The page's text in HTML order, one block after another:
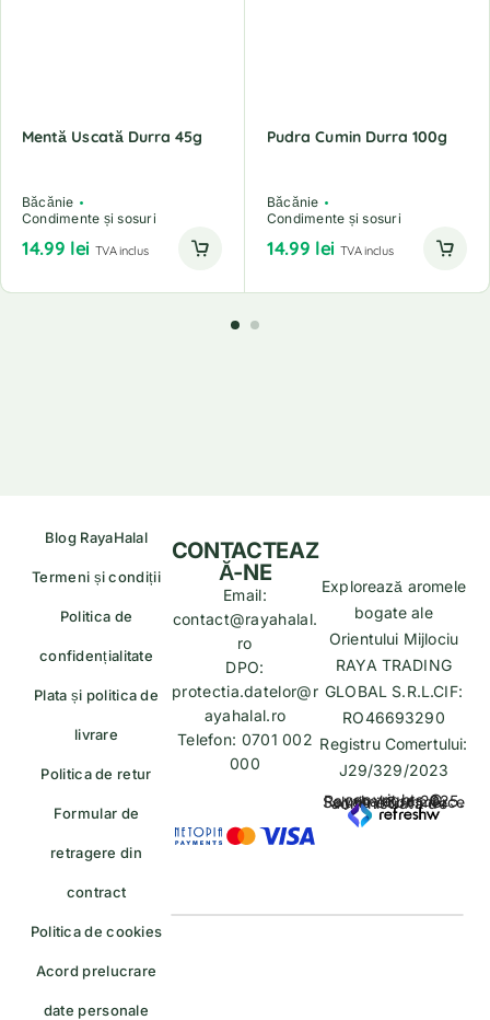
Mentă Uscată Durra 45g
Băcănie
Condimente și sosuri
14.99 lei TVA inclus
Pudra Cumin Durra 100g
Băcănie
Condimente și sosuri
14.99 lei TVA inclus
Blog RayaHalal
Termeni și condiții
Politica de
confidențialitate
Plata și politica de
livrare
Politica de retur
Formular de
retragere din
contract
Politica de cookies
Acord prelucrare
date personale
Explorează aromele
bogate ale
Orientului Mijlociu
RAYA TRADING
GLOBAL S.R.L.CIF:
RO46693290
Registru Comertului:
J29/329/2023
copyrights © Rayahalal.ro 2025. Soluție eCommerce administrată de
CONTACTEAZ
Ă-NE
Email:
contact@rayahalal.
ro
DPO:
protectia.datelor@r
ayahalal.ro
Telefon: 0701 002
000